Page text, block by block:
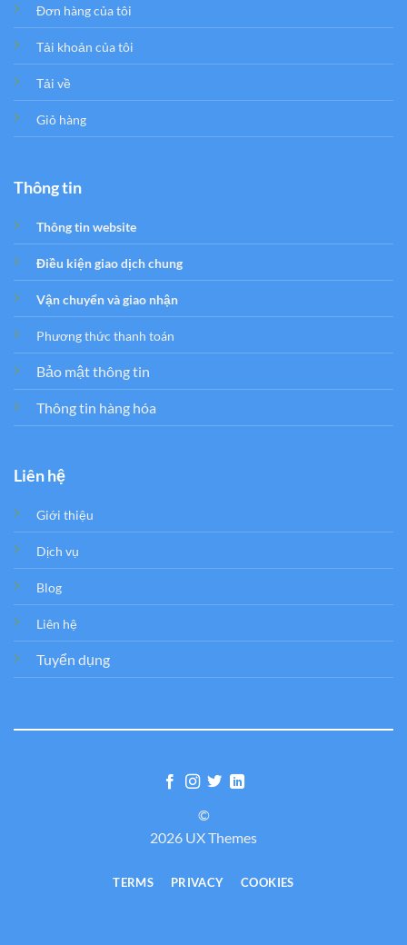
Đơn hàng của tôi
Tải khoản của tôi
Tải về
Giỏ hàng
Thông tin
Thông tin website
Điều kiện giao dịch chung
Vận chuyển và giao nhận
Phương thức thanh toán
Bảo mật thông tin
Thông tin hàng hóa
Liên hệ
Giới thiệu
Dịch vụ
Blog
Liên hệ
Tuyển dụng
©
2026 UX Themes
TERMS PRIVACY COOKIES